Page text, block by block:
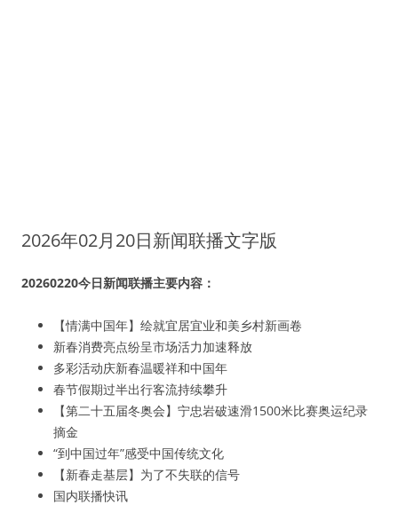
2026年02月20日新闻联播文字版
20260220今日新闻联播主要内容：
【情满中国年】绘就宜居宜业和美乡村新画卷
新春消费亮点纷呈市场活力加速释放
多彩活动庆新春温暖祥和中国年
春节假期过半出行客流持续攀升
【第二十五届冬奥会】宁忠岩破速滑1500米比赛奥运纪录
摘金
“到中国过年”感受中国传统文化
【新春走基层】为了不失联的信号
国内联播快讯